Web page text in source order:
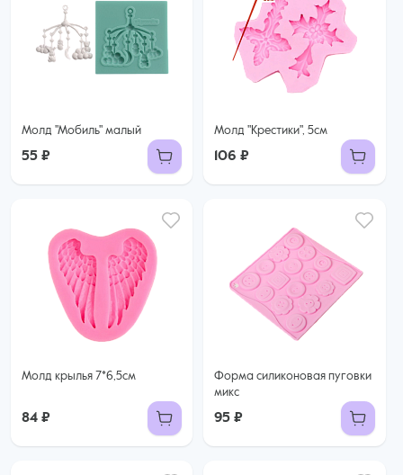
Молд "Мобиль" малый
55 ₽
Молд "Крестики", 5см
106 ₽
Молд крылья 7*6,5см
84 ₽
Форма силиконовая пуговки
микс
95 ₽